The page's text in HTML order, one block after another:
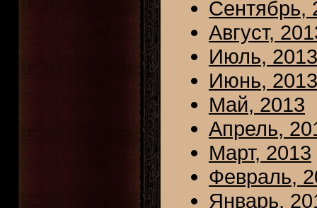
Сентябрь,
Август,
Июль, 2013
Июнь, 2013
Май, 2013
Апрель,
Март, 2013
Февраль,
Январь,